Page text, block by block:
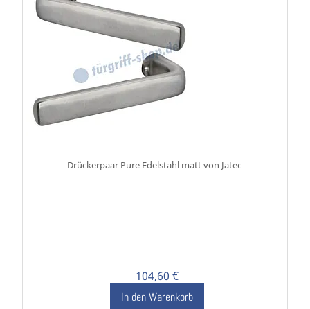
Drückerpaar Pure Edelstahl matt von Jatec
104,60 €
In den Warenkorb